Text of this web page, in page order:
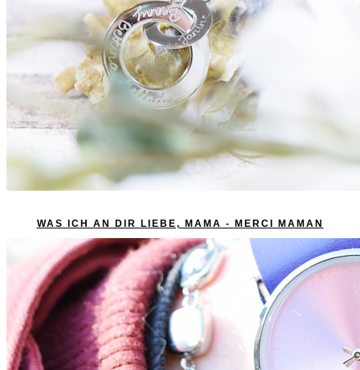
WAS ICH AN DIR LIEBE, MAMA - MERCI MAMAN